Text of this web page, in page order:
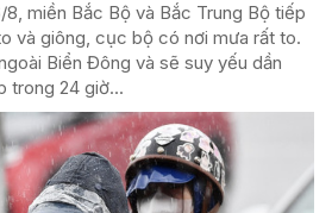
miền Bắc Bộ và Bắc Trung Bộ tiếp
và giông, cục bộ có nơi mưa rất to.
Biển Đông và sẽ suy yếu dần
trong 24 giờ...